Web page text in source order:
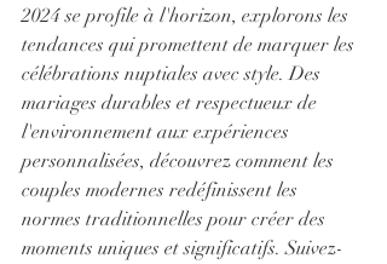
2024 se profile à l'horizon, explorons les
tendances qui promettent de marquer les
célébrations nuptiales avec style. Des
mariages durables et respectueux de
l'environnement aux expériences
personnalisées, découvrez comment les
couples modernes redéfinissent les
normes traditionnelles pour créer des
moments uniques et significatifs. Suivez-